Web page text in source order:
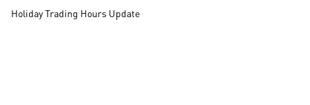
Holiday Trading Hours Update